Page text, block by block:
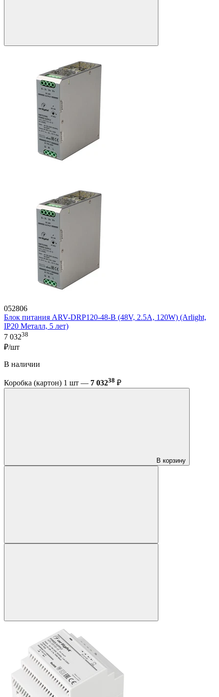
052806
Блок питания ARV-DRP120-48-B (48V, 2.5A, 120W) (Arlight,
IP20 Металл, 5 лет)
7 03238
₽/шт
В наличии
Коробка (картон) 1 шт — 7 03238 ₽
В корзину